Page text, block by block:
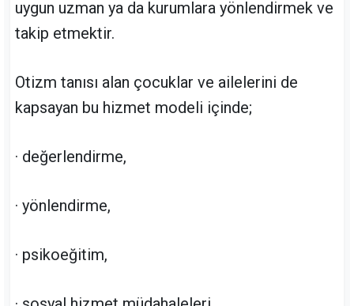
uygun uzman ya da kurumlara yönlendirmek ve
takip etmektir.
Otizm tanısı alan çocuklar ve ailelerini de
kapsayan bu hizmet modeli içinde;
· değerlendirme,
· yönlendirme,
· psikoeğitim,